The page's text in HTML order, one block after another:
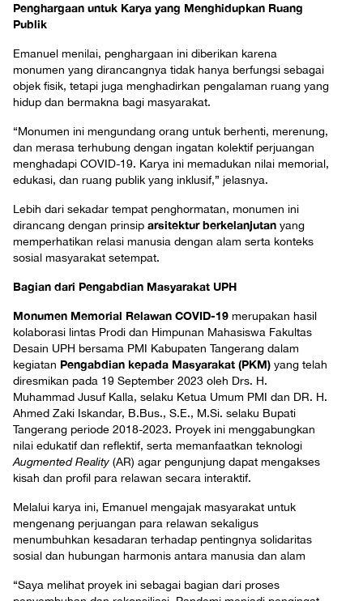
Penghargaan untuk Karya yang Menghidupkan Ruang
Publik
Emanuel menilai, penghargaan ini diberikan karena
monumen yang dirancangnya tidak hanya berfungsi sebagai
objek fisik, tetapi juga menghadirkan pengalaman ruang yang
hidup dan bermakna bagi masyarakat.
“Monumen ini mengundang orang untuk berhenti, merenung,
dan merasa terhubung dengan ingatan kolektif perjuangan
menghadapi COVID-19. Karya ini memadukan nilai memorial,
edukasi, dan ruang publik yang inklusif,” jelasnya.
Lebih dari sekadar tempat penghormatan, monumen ini
dirancang dengan prinsip arsitektur berkelanjutan yang
memperhatikan relasi manusia dengan alam serta konteks
sosial masyarakat setempat.
Bagian dari Pengabdian Masyarakat UPH
Monumen Memorial Relawan COVID-19 merupakan hasil
kolaborasi lintas Prodi dan Himpunan Mahasiswa Fakultas
Desain UPH bersama PMI Kabupaten Tangerang dalam
kegiatan Pengabdian kepada Masyarakat (PKM) yang telah
diresmikan pada 19 September 2023 oleh Drs. H.
Muhammad Jusuf Kalla, selaku Ketua Umum PMI dan DR. H.
Ahmed Zaki Iskandar, B.Bus., S.E., M.Si. selaku Bupati
Tangerang periode 2018-2023. Proyek ini menggabungkan
nilai edukatif dan reflektif, serta memanfaatkan teknologi
Augmented Reality (AR) agar pengunjung dapat mengakses
kisah dan profil para relawan secara interaktif.
Melalui karya ini, Emanuel mengajak masyarakat untuk
mengenang perjuangan para relawan sekaligus
menumbuhkan kesadaran terhadap pentingnya solidaritas
sosial dan hubungan harmonis antara manusia dan alam
“Saya melihat proyek ini sebagai bagian dari proses